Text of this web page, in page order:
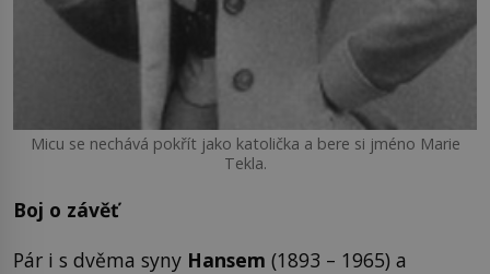
Micu se nechává pokřít jako katolička a bere si jméno Marie
Tekla.
Boj o závěť
Pár i s dvěma syny Hansem (1893 – 1965) a